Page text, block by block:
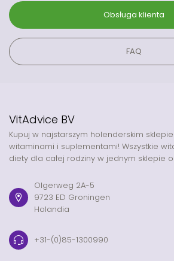
Obsługa klienta
FAQ
VitAdvice BV
Kupuj w najstarszym holenderskim
witaminami i suplementami! Wszystkie
diety dla całej rodziny w jednym sklepie
Olgerweg 2A-5
9723 ED Groningen
Holandia
+31-(0)85-1300990